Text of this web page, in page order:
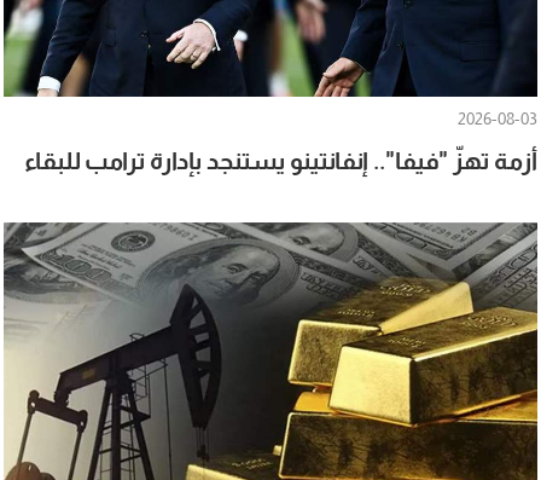
2026-08-03
أزمة تهزّ "فيفا".. إنفانتينو يستنجد بإدارة ترامب للبقاء